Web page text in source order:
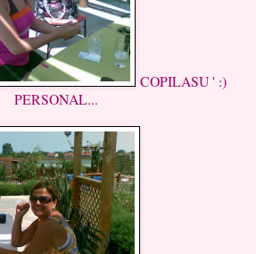
COPILASU ' :)
PERSONAL...